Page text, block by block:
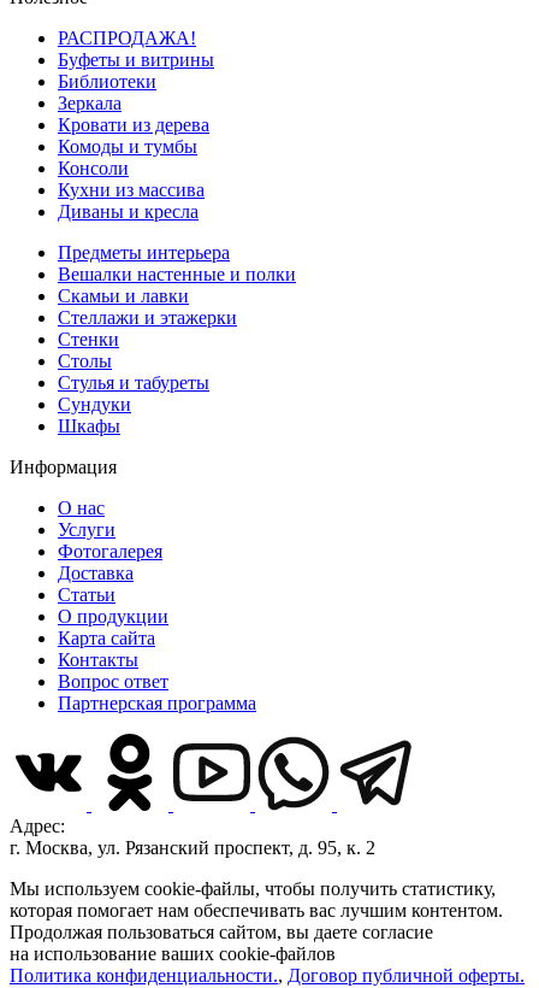
РАСПРОДАЖА!
Буфеты и витрины
Библиотеки
Зеркала
Кровати из дерева
Комоды и тумбы
Консоли
Кухни из массива
Диваны и кресла
Предметы интерьера
Вешалки настенные и полки
Скамьи и лавки
Стеллажи и этажерки
Стенки
Столы
Стулья и табуреты
Сундуки
Шкафы
Информация
О нас
Услуги
Фотогалерея
Доставка
Статьи
О продукции
Карта сайта
Контакты
Вопрос ответ
Партнерская программа
Адрес:
г. Москва, ул. Рязанский проспект, д. 95, к. 2
Мы используем cookie-файлы, чтобы получить статистику,
которая помогает нам обеспечивать вас лучшим контентом.
Продолжая пользоваться сайтом, вы даете согласие
на использование ваших cookie-файлов
Политика конфиденциальности., Договор публичной оферты.